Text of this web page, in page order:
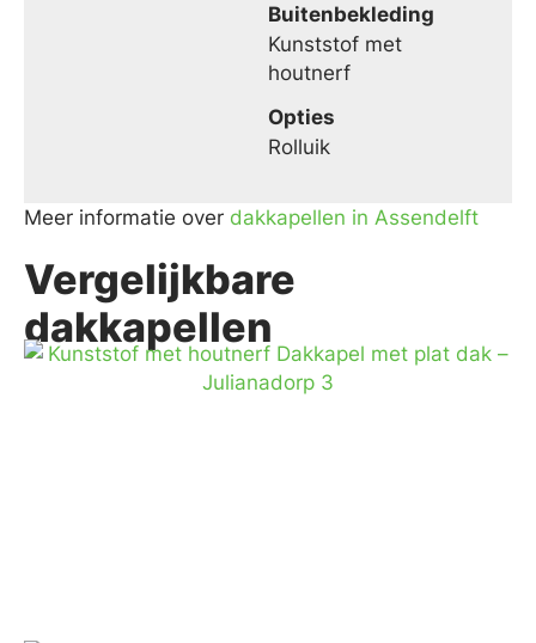
Buitenbekleding
Kunststof met
houtnerf
Opties
Rolluik
Meer informatie over dakkapellen in Assendelft
Vergelijkbare
dakkapellen